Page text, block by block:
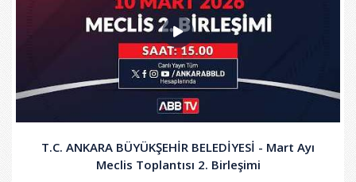
T.C. ANKARA BÜYÜKŞEHİR BELEDİYESİ - Mart Ayı
Meclis Toplantısı 2. Birleşimi